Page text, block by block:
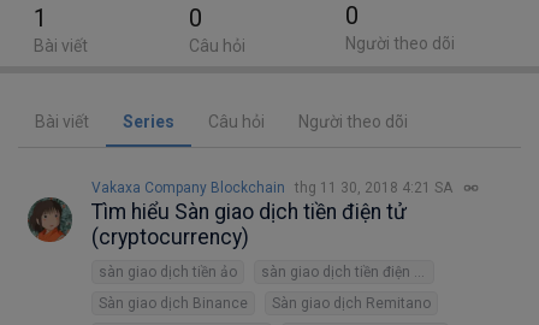
Bài viết Series Câu hỏi Người theo dõi
Vakaxa Company Blockchain thg 11 30, 2018 4:21 SA
Tìm hiểu Sàn giao dịch tiền điện tử
(cryptocurrency)
sàn giao dịch tiền ảo
sàn giao dịch tiền điện tử Remitano
Sàn giao dịch Binance
Sàn giao dịch Remitano
1
Bài viết
0
Câu hỏi
0
Người theo dõi